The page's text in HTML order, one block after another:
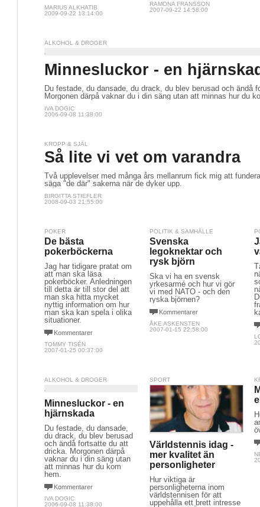
MARIUS ALKHATIB
2009-09-22 13:14:00
RAMONA FRANSSON
2007-09-22 14:58:00
ALKOHOL & DROGER
Minnesluckor - en
Du festade, du dansade, du drack, du blev berusad och ändå
Morgonen därpå vaknar du i din säng utan att minnas hur du
IVA DOGIC
2006-09-08 11:38:00
KROPP & SJÄL
Så lite vi vet om varandra
Två upplevelser med många års mellanrum fick mig att
säga "de där" sakerna när de dyker upp.
BIRGITTA STIEFLER
2008-09-03 21:55:00
POKER
De bästa
pokerböckerna
Jag har tidigare pratat om
att man ska läsa
pokerböcker. Anledningen
till detta är till stor del att
man ska hitta mycket
nyttig information om hur
man ska kan spela i olika
situationer.
Kommentarer
TOMMY TISÉN
2007-01-25 00:37:00
POLITIK & SAMHÄLLE
Svenska
legoknektar och
rysk björn
Ska vi ha en svensk
yrkesarmé och hur vi gör
vi med NATO - och den
ryska björnen?
Kommentarer
ÅKE ASKENSTEN
2007-01-15 22:58:00
ALKOHOL & DROGER
Minnesluckor - en
hjärnskada
Du festade, du dansade,
du drack, du blev berusad
och ändå fortsatte du att
dricka. Morgonen därpå
vaknar du i din säng utan
att minnas hur du kom
hem.
Kommentarer
IVA DOGIC
2006-09-08 11:38:00
SPORT
Världstennis idag -
mer kvalitet än
personligheter
Hur viktiga är
personligheterna inom
världstennisen för att
uppehålla ett brett intresse